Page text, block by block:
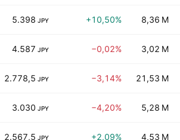
5.398 JPY +10,50% 8,36 M
4.587 JPY −0,02% 3,02 M
2.778,5 JPY −3,14% 21,53 M
3.030 JPY −4,20% 5,28 M
2.567,5 JPY +2,09% 4,53 M